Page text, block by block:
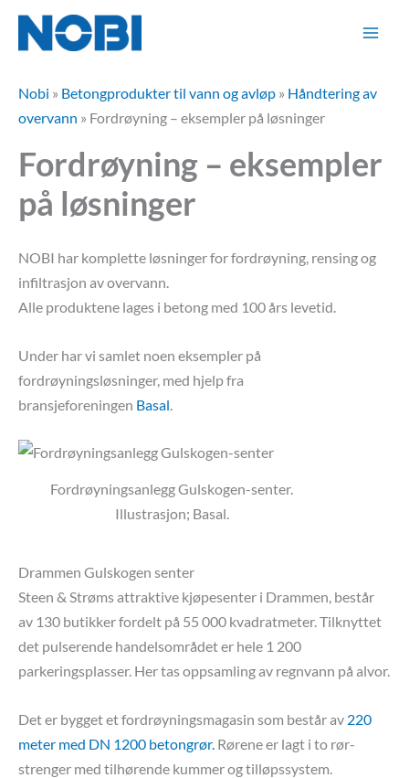
Hopp
innholdet
Nobi » Betongprodukter til vann og avløp » Håndtering av
overvann » Fordrøyning – eksempler på løsninger
Fordrøyning – eksempler
på løsninger
NOBI har komplette løsninger for fordrøyning, rensing og
infiltrasjon av overvann.
Alle produktene lages i betong med 100 års levetid.
Under har vi samlet noen eksempler på
fordrøyningsløsninger, med hjelp fra
bransjeforeningen Basal
Fordrøyningsanlegg Gulskogen-senter.
Illustrasjon; Basal.
Drammen Gulskogen senter
Steen & Strøms attraktive kjøpesenter i Drammen, består
av 130 butikker fordelt på 55 000 kvadratmeter. Tilknyttet
det pulserende handelsområdet er hele 1 200
parkeringsplasser. Her tas oppsamling av regnvann på alvor.
Det er bygget et fordrøyningsmagasin som består av 220
meter med DN 1200 betongrør. Rørene er lagt i to rør-
strenger med tilhørende kummer og tilløpssystem.